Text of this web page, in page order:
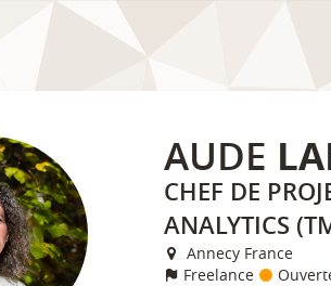
AUDE
CHEF DE
ANALYTICS
Annecy France
Freelance